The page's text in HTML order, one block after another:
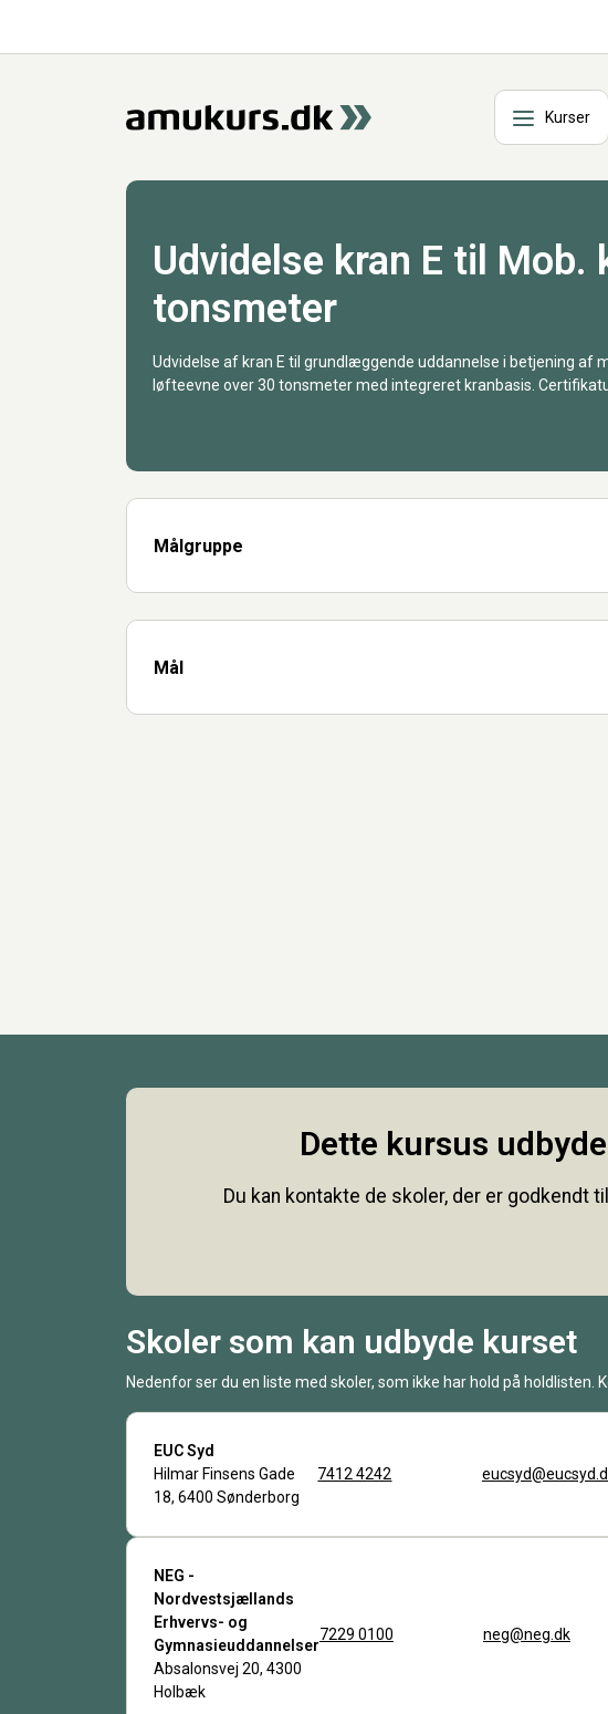
Kurser
Udvidelse kran E til Mob.
tonsmeter
Udvidelse af kran E til grundlæggende uddannelse i betjening af
løfteevne over 30 tonsmeter med integreret kranbasis.
Målgruppe
Mål
Dette kursus
Du kan kontakte de skoler, der er godkendt
Skoler som kan udbyde kurset
Nedenfor ser du en liste med skoler, som ikke har hold på
EUC Syd
Hilmar Finsens Gade
18, 6400 Sønderborg
7412 4242
NEG -
Nordvestsjællands
Erhvervs- og
Gymnasieuddannelser
Absalonsvej 20, 4300
Holbæk
7229 0100 neg@neg.dk